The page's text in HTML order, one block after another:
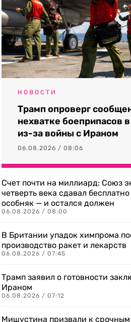
НОВОСТИ
Трамп опроверг
нехватке боеприпасов
из-за войны с Ираном
06.08.2026 / 08:06
Счет почти на миллиард: Союз
четверть века сдавал
особняк — и остался должен
06.08.2026 / 08:00
В Британии упадок химпрома
производство ракет и лекарств
06.08.2026 / 07:45
Трамп заявил о готовности
Ираном
06.08.2026 / 07:12
Мишустина призвали к